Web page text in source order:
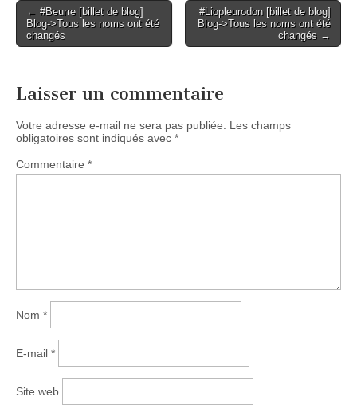
Post
navigation
← #Beurre [billet de blog]
Blog->Tous les noms ont été
changés
#Liopleurodon [billet de blog]
Blog->Tous les noms ont été
changés →
Laisser un commentaire
Votre adresse e-mail ne sera pas publiée.
Les champs
obligatoires sont indiqués avec *
Commentaire *
Nom *
E-mail *
Site web